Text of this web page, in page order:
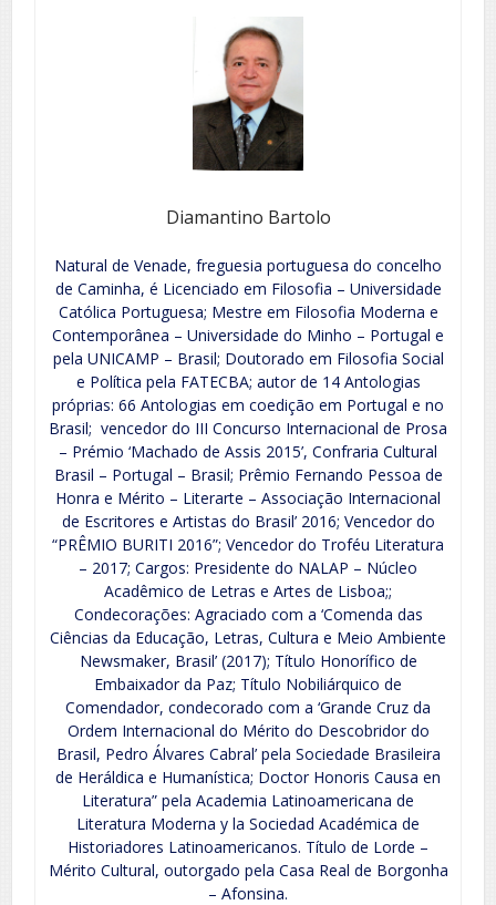
Diamantino Bartolo
Natural de Venade, freguesia portuguesa do concelho
de Caminha, é Licenciado em Filosofia – Universidade
Católica Portuguesa; Mestre em Filosofia Moderna e
Contemporânea – Universidade do Minho – Portugal e
pela UNICAMP – Brasil; Doutorado em Filosofia Social
e Política pela FATECBA; autor de 14 Antologias
próprias: 66 Antologias em coedição em Portugal e no
Brasil; vencedor do III Concurso Internacional de Prosa
– Prémio ‘Machado de Assis 2015’, Confraria Cultural
Brasil – Portugal – Brasil; Prêmio Fernando Pessoa de
Honra e Mérito – Literarte – Associação Internacional
de Escritores e Artistas do Brasil’ 2016; Vencedor do
“PRÊMIO BURITI 2016”; Vencedor do Troféu Literatura
– 2017; Cargos: Presidente do NALAP – Núcleo
Acadêmico de Letras e Artes de Lisboa;;
Condecorações: Agraciado com a ‘Comenda das
Ciências da Educação, Letras, Cultura e Meio Ambiente
Newsmaker, Brasil’ (2017); Título Honorífico de
Embaixador da Paz; Título Nobiliárquico de
Comendador, condecorado com a ‘Grande Cruz da
Ordem Internacional do Mérito do Descobridor do
Brasil, Pedro Álvares Cabral’ pela Sociedade Brasileira
de Heráldica e Humanística; Doctor Honoris Causa en
Literatura” pela Academia Latinoamericana de
Literatura Moderna y la Sociedad Académica de
Historiadores Latinoamericanos. Título de Lorde –
Mérito Cultural, outorgado pela Casa Real de Borgonha
– Afonsina.